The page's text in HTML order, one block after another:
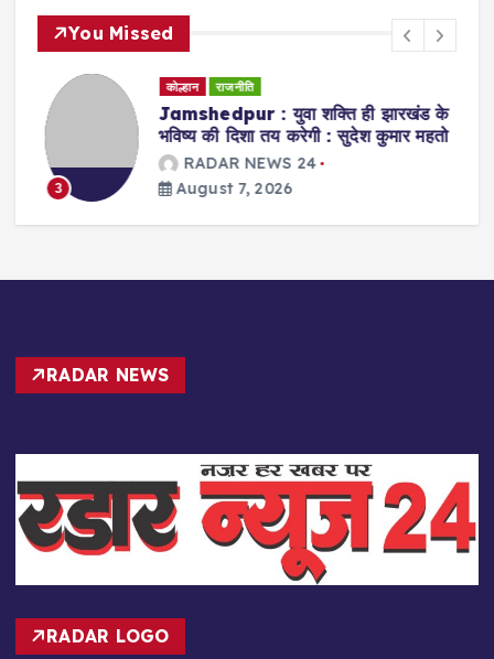
You Missed
3
कोल्हान राजनीति
Jamshedpur : युवा शक्ति ही झारखंड के
भविष्य की दिशा तय करेगी : सुदेश कुमार महतो
RADAR NEWS 24
August 7, 2026
RADAR NEWS
RADAR LOGO